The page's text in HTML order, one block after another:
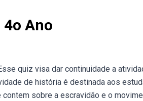
Ano
quiz visa dar continuidade a
de história é destinada aos
sobre a escravidão e o